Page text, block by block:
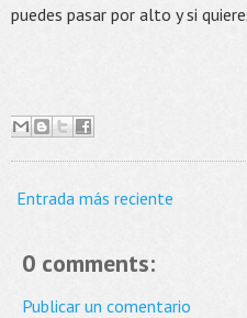
puedes pasar por alto y si
Entrada más reciente
0 comments:
Publicar un comentario